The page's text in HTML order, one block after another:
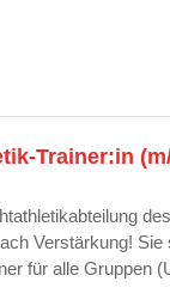
Trainer:in
Verstärkung!
für alle Gruppen